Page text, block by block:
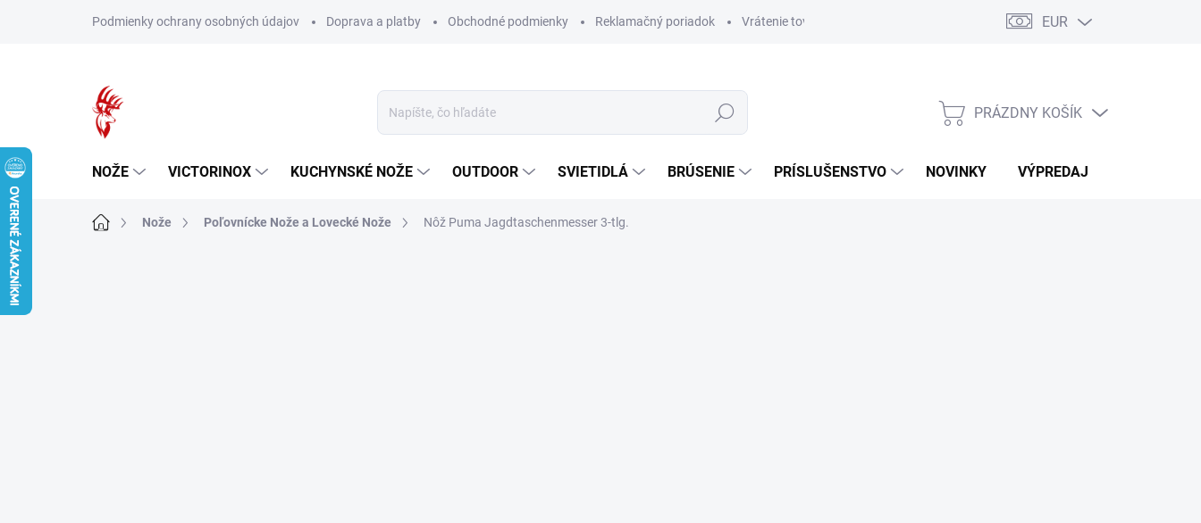
Podmienky ochrany osobných údajov Doprava a platby Obchodné podmienky Reklamačný poriadok Vrátenie tovaru EUR
Hľadať
NÁKUPNÝ
PRÁZDNY KOŠÍK
NOŽE VICTORINOX KUCHYNSKÉ NOŽE OUTDOOR SVIETIDLÁ BRÚSENIE PRÍSLUŠENSTVO NOVINKY VÝPREDAJ
DomovNože Poľovnícke Nože a Lovecké Nože Nôž Puma Jagdtaschenmesser 3-tlg.